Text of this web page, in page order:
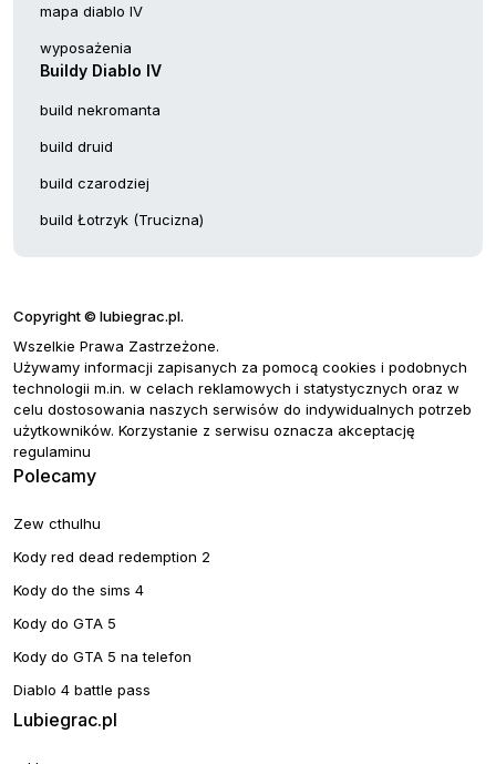
mapa diablo IV
wyposażenia
Buildy Diablo IV
build nekromanta
build druid
build czarodziej
build Łotrzyk (Trucizna)
Copyright © lubiegrac.pl.
Wszelkie Prawa Zastrzeżone.
Używamy informacji zapisanych za pomocą cookies i podobnych
technologii m.in. w celach reklamowych i statystycznych oraz w
celu dostosowania naszych serwisów do indywidualnych potrzeb
użytkowników. Korzystanie z serwisu oznacza akceptację
regulaminu
Polecamy
Zew cthulhu
Kody red dead redemption 2
Kody do the sims 4
Kody do GTA 5
Kody do GTA 5 na telefon
Diablo 4 battle pass
Lubiegrac.pl